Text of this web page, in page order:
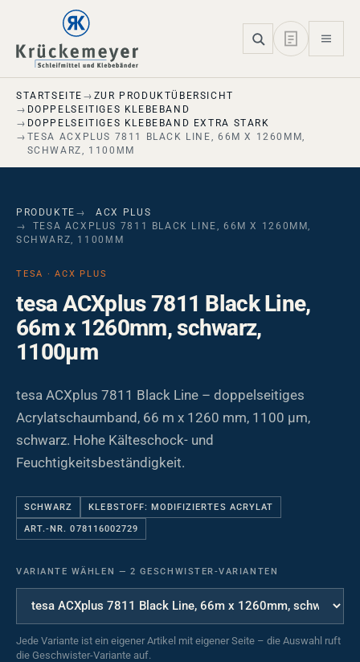
Skip to main navigation
Skip to main content
Skip to page footer
STARTSEITE
ZUR PRODUKTÜBERSICHT
DOPPELSEITIGES KLEBEBAND
DOPPELSEITIGES KLEBEBAND EXTRA STARK
TESA ACXPLUS 7811 BLACK LINE, 66M X 1260MM,
SCHWARZ, 1100ΜM
PRODUKTE
ACX PLUS
TESA ACXPLUS 7811 BLACK LINE, 66M X 1260MM,
SCHWARZ, 1100ΜM
TESA · ACX PLUS
tesa ACXplus 7811 Black Line,
66m x 1260mm, schwarz,
1100µm
tesa ACXplus 7811 Black Line – doppelseitiges
Acrylatschaumband, 66 m x 1260 mm, 1100 µm,
schwarz. Hohe Kälteschock- und
Feuchtigkeitsbeständigkeit.
SCHWARZ KLEBSTOFF: MODIFIZIERTES ACRYLAT
ART.-NR. 078116002729
VARIANTE WÄHLEN — 2 GESCHWISTER-VARIANTEN
Jede Variante ist ein eigener Artikel mit eigener Seite – die Auswahl ruft
die Geschwister-Variante auf.